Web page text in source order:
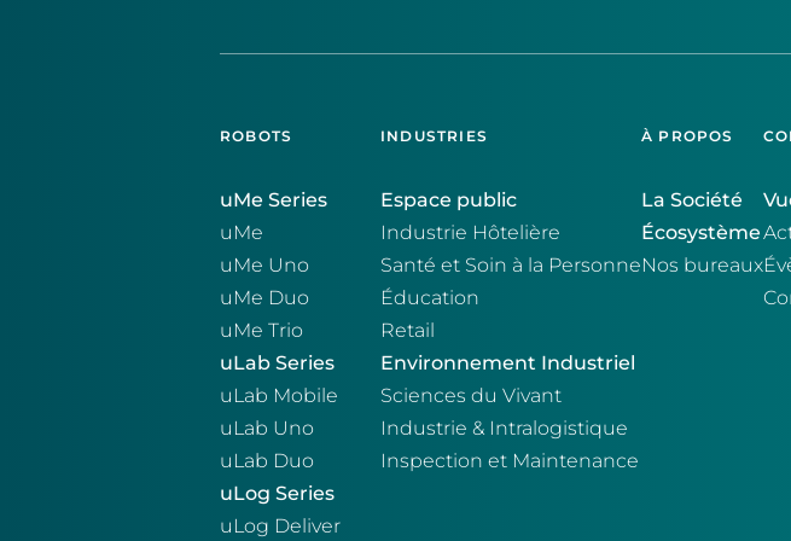
ROBOTS
uMe Series
uMe
uMe Uno
uMe Duo
uMe Trio
uLab Series
uLab Mobile
uLab Uno
uLab Duo
uLog Series
uLog Deliver
INDUSTRIES
Espace public
Industrie Hôtelière
Santé et Soin à la Personne
Éducation
Retail
Environnement Industriel
Sciences du Vivant
Industrie & Intralogistique
Inspection et Maintenance
À PROPOS
La Société
Écosystème
Nos bureaux